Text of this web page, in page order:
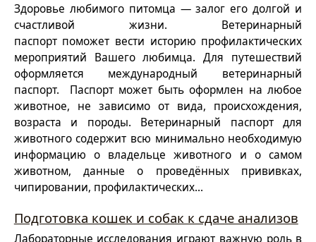
Здоровье любимого питомца — залог его долгой и
счастливой жизни. Ветеринарный
паспорт поможет вести историю профилактических
мероприятий Вашего любимца. Для путешествий
оформляется международный ветеринарный
паспорт. Паспорт может быть оформлен на любое
животное, не зависимо от вида, происхождения,
возраста и породы. Ветеринарный паспорт для
животного содержит всю минимально необходимую
информацию о владельце животного и о самом
животном, данные о проведённых прививках,
чипировании, профилактических...
Подготовка кошек и собак к сдаче анализов
Лабораторные исследования играют важную роль в